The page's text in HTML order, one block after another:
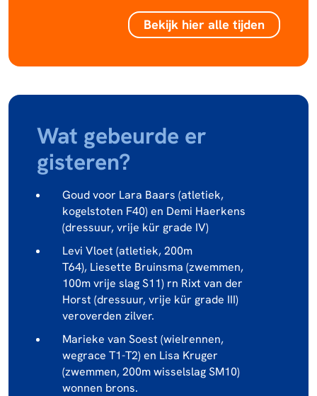
Bekijk hier alle tijden
Wat gebeurde er
gisteren?
Goud voor Lara Baars (atletiek,
kogelstoten F40) en Demi Haerkens
(dressuur, vrije kür grade IV)
Levi Vloet (atletiek, 200m
T64), Liesette Bruinsma (zwemmen,
100m vrije slag S11) rn Rixt van der
Horst (dressuur, vrije kür grade III)
veroverden zilver.
Marieke van Soest (wielrennen,
wegrace T1-T2) en Lisa Kruger
(zwemmen, 200m wisselslag SM10)
wonnen brons.